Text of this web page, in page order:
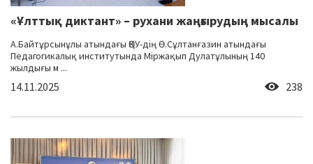
«Ұлттық диктант» – рухани жаңғырудың мысалы
А.Байтұрсынұлы атындағы ҚӨУ-дің Ө.Сұлтанғазин атындағы
Педагогикалық институтында Міржақып Дулатұлының 140
жылдығы м ...
14.11.2025 238